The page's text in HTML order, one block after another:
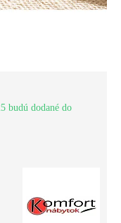
budú dodané do